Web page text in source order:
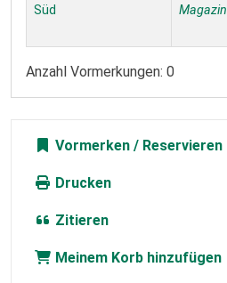
Süd
Magazin
Anzahl Vormerkungen: 0
Vormerken
Drucken
Zitieren
Meinem Korb hinzufügen